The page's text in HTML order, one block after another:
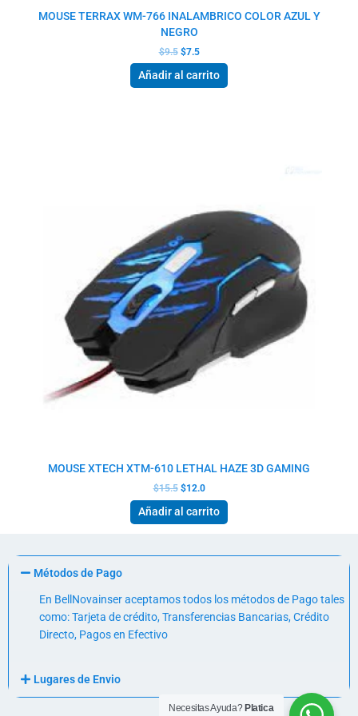
MOUSE TERRAX WM-766 INALAMBRICO COLOR AZUL Y
NEGRO
$9.5 $7.5
Añadir al carrito
MOUSE XTECH XTM-610 LETHAL HAZE 3D GAMING
$15.5 $12.0
Añadir al carrito
Métodos de Pago
En BellNovainser aceptamos todos los métodos de Pago tales
como: Tarjeta de crédito, Transferencias Bancarias, Crédito
Directo, Pagos en Efectivo
Lugares de Envio
Necesitas Ayuda? Platica